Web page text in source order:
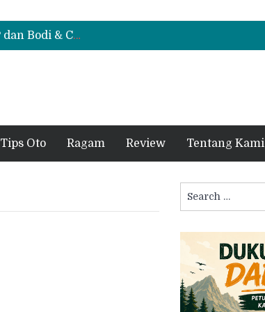
Bukan Cuma Layar 14,6 Inci, Ini Fitur Pintar Changan Nevo Q05 yang Dibanderol Rp309 Juta
Promo Servis Mitsubishi Agustus 2026, Ada Diskon ESP dan Bodi & Cat Kilau Merdeka
Suzuki XL7 Terbaru Jadi Favorit Test Drive di GIIAS 2026, Ini Fitur yang Paling Dipuji
Tips Oto Ragam Review Tentang Kami
for: